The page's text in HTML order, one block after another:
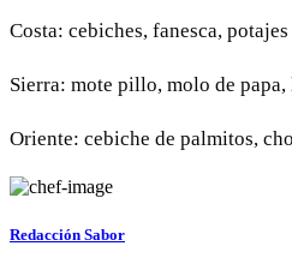
Costa: cebiches, fanesca,
Sierra: mote pillo, molo de
Oriente: cebiche de palmitos,
Redacción Sabor